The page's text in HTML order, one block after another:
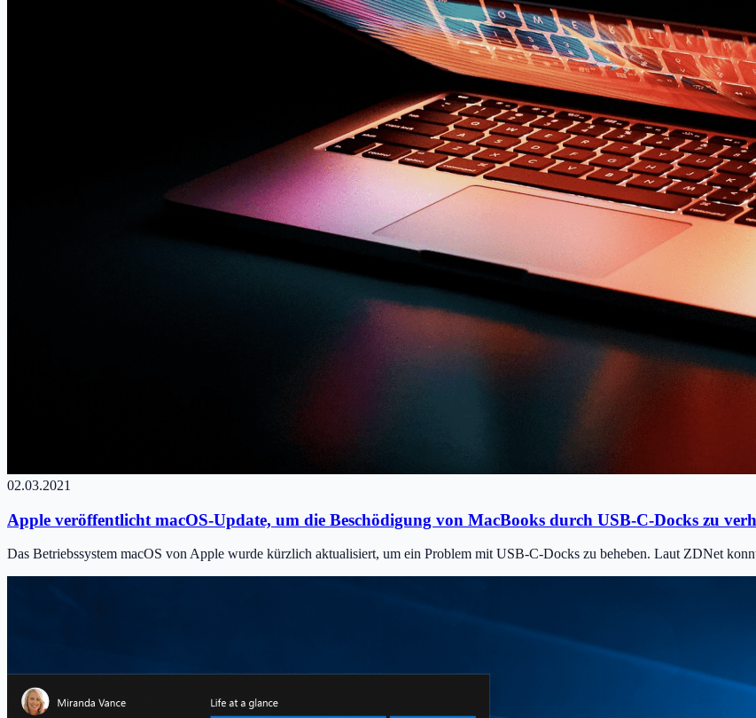
02.03.2021
Apple veröffentlicht macOS-Update, um die Beschödigung von MacBooks durch USB-C-Docks zu
Das Betriebssystem macOS von Apple wurde kürzlich aktualisiert, um ein Problem mit USB-C-Docks zu beheben. Laut ZDNet